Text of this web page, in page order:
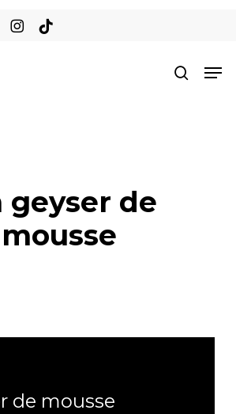
geyser de
mousse
de mousse
le